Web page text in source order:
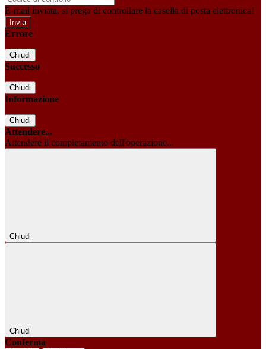
E-mail inviata, si prega di controllare la casella di posta elettronica!
Errore
Chiudi
Successo
Chiudi
Informazione
Chiudi
Attendere...
Attendere il completamento dell'operazione...
Chiudi
Chiudi
Conferma